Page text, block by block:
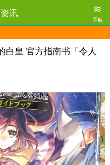
讯 ≋
导航
白皇 官方指南书「令人